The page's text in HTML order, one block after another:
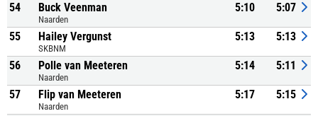
54 Buck Veenman
Naarden
5:10 5:07
55 Hailey Vergunst
SKBNM
5:13 5:13
56 Polle van Meeteren
Naarden
5:14 5:11
57 Flip van Meeteren
Naarden
5:17 5:15